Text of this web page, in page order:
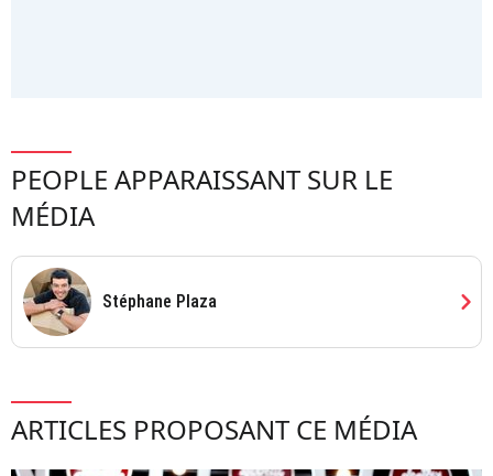
PEOPLE APPARAISSANT SUR LE
MÉDIA
Stéphane Plaza chevron_right
ARTICLES PROPOSANT CE MÉDIA